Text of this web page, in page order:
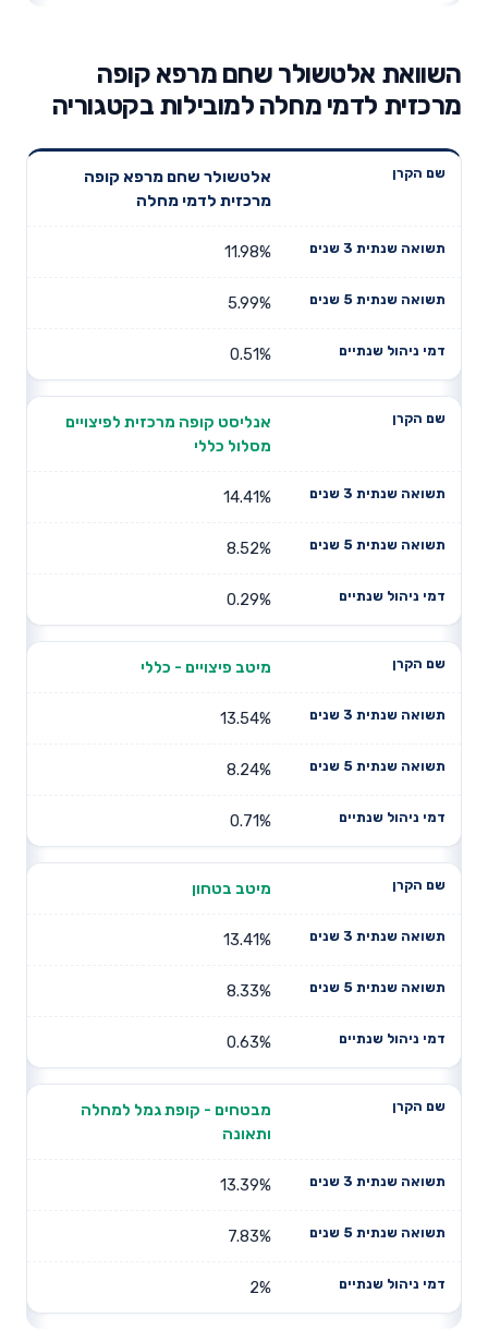
השוואת אלטשולר שחם מרפא קופה
מרכזית לדמי מחלה למובילות בקטגוריה
שנתית 3
תשואה
שנתית 5
אלטשולר שחם מרפא קופה
מרכזית לדמי מחלה
11.98%
5.99%
0.51%
אנליסט קופה מרכזית לפיצויים
מסלול כללי
14.41%
8.52%
0.29%
מיטב פיצויים - כללי
13.54%
8.24%
0.71%
מיטב בטחון
13.41%
8.33%
0.63%
מבטחים - קופת גמל למחלה
ותאונה
13.39%
7.83%
2%